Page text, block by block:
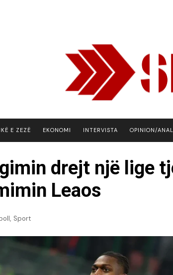
E ZEZË EKONOMI INTERVISTA OPINION/
drejt një lige
Leaos
, Sport